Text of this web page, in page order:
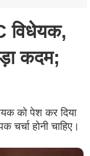
विधेयक,
कदम;
को पेश कर दिया
चर्चा होनी चाहिए।